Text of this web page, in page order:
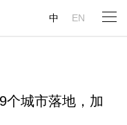
中 EN
个城市落地，加